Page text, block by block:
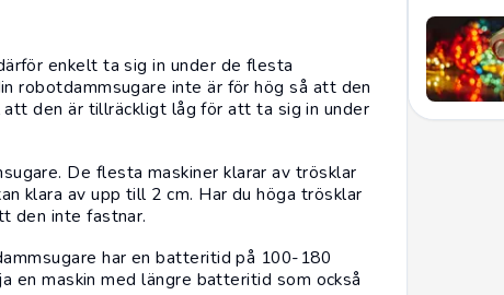
enkelt ta sig in under de flesta
robotdammsugare inte är för hög så att den
den är tillräckligt låg för att ta sig in under
De flesta maskiner klarar av trösklar
klara av upp till 2 cm. Har du höga trösklar
den inte fastnar.
har en batteritid på 100-180
en maskin med längre batteritid som också